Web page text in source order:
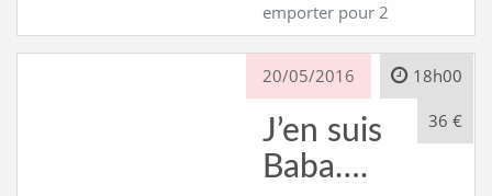
emporter pour 2
20/05/2016 18h00
36 €
J’en suis
Baba….